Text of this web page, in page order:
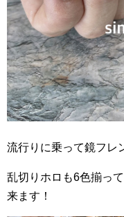
流行りに乗って鏡フ
乱切りホロも6色揃っ
来ます！